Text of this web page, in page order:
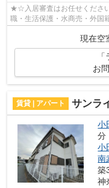
★☆入居審査はお任せくださ
職・生活保護・水商売・外国
ット非公開の物件からもお探
現在空
お
賃貸 | アパート サンラ
小
分
小
南
築
神